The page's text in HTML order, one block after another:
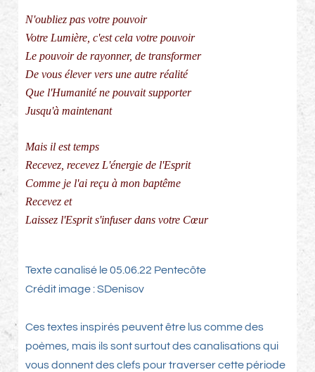
N'oubliez pas votre pouvoir
Votre Lumière, c'est cela votre pouvoir
Le pouvoir de rayonner, de transformer
De vous élever vers une autre réalité
Que l'Humanité ne pouvait supporter
Jusqu'à maintenant
Mais il est temps
Recevez, recevez L'énergie de l'Esprit
Comme je l'ai reçu à mon baptême
Recevez et
Laissez l'Esprit s'infuser dans votre Cœur
Texte canalisé le 05.06.22 Pentecôte
Crédit image : SDenisov
Ces textes inspirés peuvent être lus comme des
poèmes, mais ils sont surtout des canalisations qui
vous donnent des clefs pour traverser cette période